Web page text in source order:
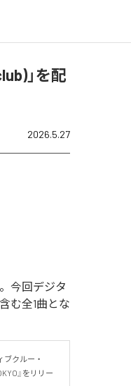
」を配
2026.5.27
。今回デジタ
む全1曲とな
クルー・
』をリリー